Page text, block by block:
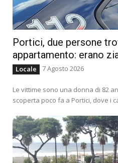
Portici, due persone
appartamento: erano
Locale 7 Agosto 2026
Le vittime sono una donna di 82
scoperta poco fa a Portici, dove i